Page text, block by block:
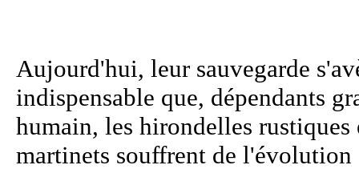
Aujourd'hui, leur sauvegarde
indispensable que, dépendants
humain, les hirondelles rustiques
martinets souffrent de l'évolution